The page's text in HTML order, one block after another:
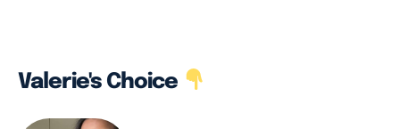
Valerie's Choice